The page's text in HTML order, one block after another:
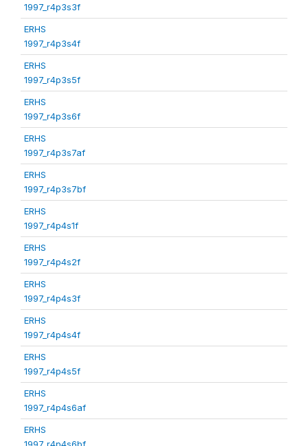
1997_r4p3s3f
ERHS
1997_r4p3s4f
ERHS
1997_r4p3s5f
ERHS
1997_r4p3s6f
ERHS
1997_r4p3s7af
ERHS
1997_r4p3s7bf
ERHS
1997_r4p4s1f
ERHS
1997_r4p4s2f
ERHS
1997_r4p4s3f
ERHS
1997_r4p4s4f
ERHS
1997_r4p4s5f
ERHS
1997_r4p4s6af
ERHS
1997_r4p4s6bf